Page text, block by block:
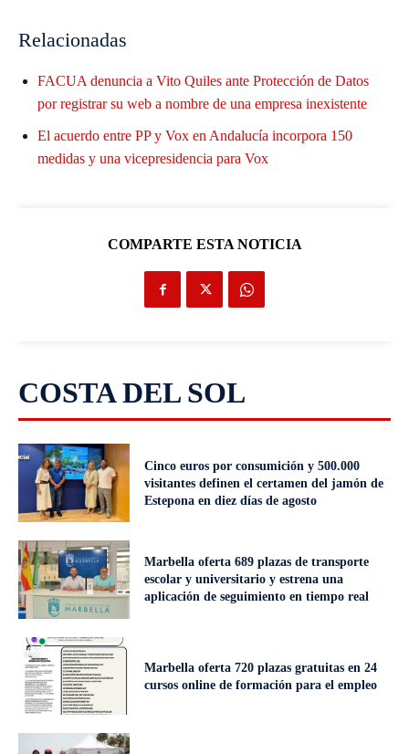
Relacionadas
FACUA denuncia a Vito Quiles ante Protección de Datos
por registrar su web a nombre de una empresa inexistente
El acuerdo entre PP y Vox en Andalucía incorpora 150
medidas y una vicepresidencia para Vox
COMPARTE ESTA NOTICIA
COSTA DEL SOL
Cinco euros por consumición y 500.000
visitantes definen el certamen del jamón de
Estepona en diez días de agosto
Marbella oferta 689 plazas de transporte
escolar y universitario y estrena una
aplicación de seguimiento en tiempo real
Marbella oferta 720 plazas gratuitas en 24
cursos online de formación para el empleo